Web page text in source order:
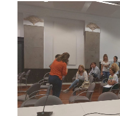
Portal
de
la
De